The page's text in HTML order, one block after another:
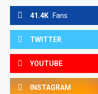
41.4K Fans
TWITTER
YOUTUBE
INSTAGRAM